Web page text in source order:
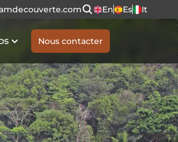
En Es It
Nous contacter